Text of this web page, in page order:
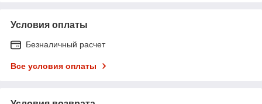
Условия оплаты
Безналичный расчет
Все условия оплаты